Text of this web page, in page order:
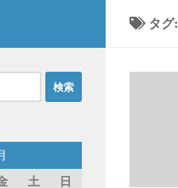
タグ:
土
日